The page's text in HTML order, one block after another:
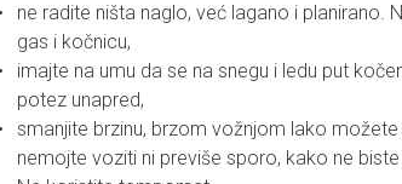
ne radite ništa naglo, već lagano i planirano.
gas i kočnicu,
imajte na umu da se na snegu i ledu put
potez unapred,
smanjite brzinu, brzom vožnjom lako
nemojte voziti ni previše sporo, kako ne